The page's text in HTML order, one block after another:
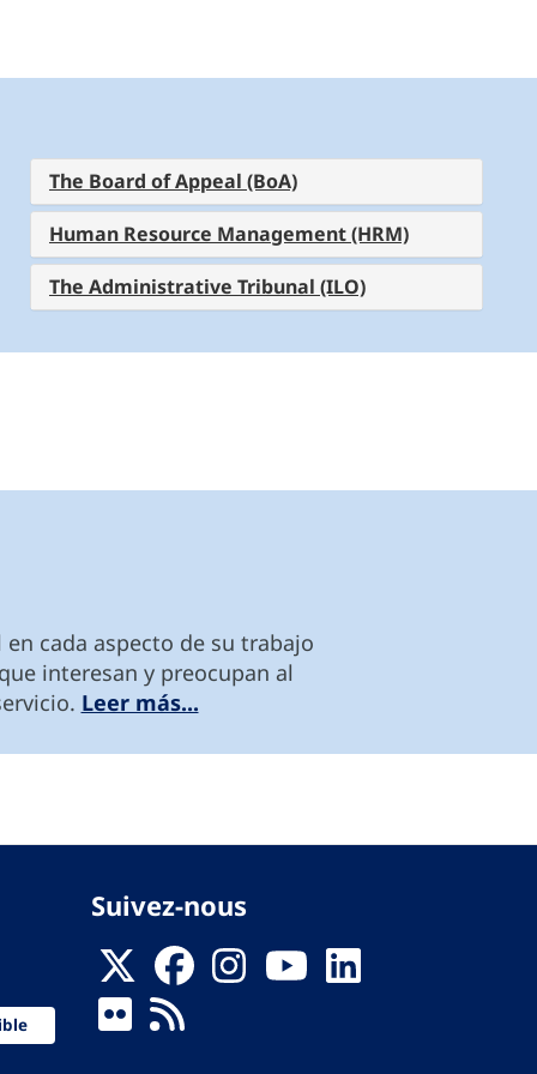
The Board of Appeal (BoA)
Human Resource Management (HRM)
The Administrative Tribunal (ILO)
cada aspecto de su trabajo
interesan y preocupan al
Leer más...
Suivez-nous